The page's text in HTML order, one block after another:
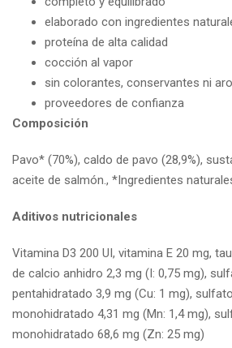
elaborado con ingredientes
proteína de alta calidad
cocción al vapor
sin colorantes, conservantes ni
proveedores de confianza
Composición
Pavo* (70%), caldo de pavo (28,9%),
aceite de salmón., *Ingredientes
Aditivos nutricionales
Vitamina D3 200 UI, vitamina E 20 mg,
de calcio anhidro 2,3 mg (I: 0,75 mg),
pentahidratado 3,9 mg (Cu: 1 mg),
monohidratado 4,31 mg (Mn: 1,4 mg),
monohidratado 68,6 mg (Zn: 25 mg)